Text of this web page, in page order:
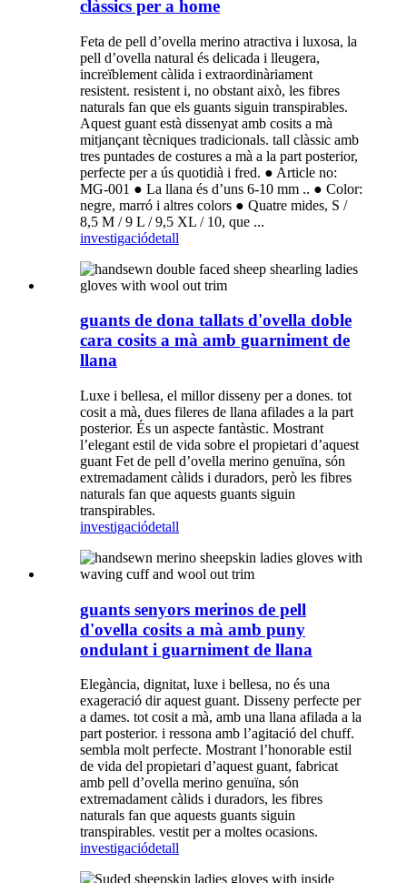
clàssics per a home
Feta de pell d’ovella merino atractiva i luxosa, la
pell d’ovella natural és delicada i lleugera,
increïblement càlida i extraordinàriament
resistent. resistent i, no obstant això, les fibres
naturals fan que els guants siguin transpirables.
Aquest guant està dissenyat amb cosits a mà
mitjançant tècniques tradicionals. tall clàssic amb
tres puntades de costures a mà a la part posterior,
perfecte per a ús quotidià i fred. ● Article no:
MG-001 ● La llana és d’uns 6-10 mm .. ● Color:
negre, marró i altres colors ● Quatre mides, S /
8,5 M / 9 L / 9,5 XL / 10, que ...
investigaciódetall
guants de dona tallats d'ovella doble
cara cosits a mà amb guarniment de
llana
Luxe i bellesa, el millor disseny per a dones. tot
cosit a mà, dues fileres de llana afilades a la part
posterior. És un aspecte fantàstic. Mostrant
l’elegant estil de vida sobre el propietari d’aquest
guant Fet de pell d’ovella merino genuïna, són
extremadament càlids i duradors, però les fibres
naturals fan que aquests guants siguin
transpirables.
investigaciódetall
guants senyors merinos de pell
d'ovella cosits a mà amb puny
ondulant i guarniment de llana
Elegància, dignitat, luxe i bellesa, no és una
exageració dir aquest guant. Disseny perfecte per
a dames. tot cosit a mà, amb una llana afilada a la
part posterior. i ressona amb l’agitació del chuff.
sembla molt perfecte. Mostrant l’honorable estil
de vida del propietari d’aquest guant, fabricat
amb pell d’ovella merino genuïna, són
extremadament càlids i duradors, les fibres
naturals fan que aquests guants siguin
transpirables. vestit per a moltes ocasions.
investigaciódetall